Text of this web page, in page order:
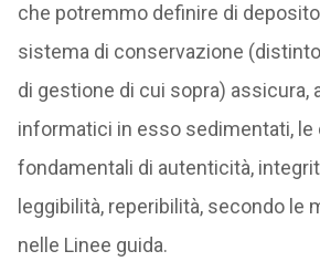
che potremmo definire di
sistema di conservazione
di gestione di cui sopra) assicura,
informatici in esso sedimentati,
fondamentali di autenticità,
leggibilità, reperibilità, secondo le
nelle Linee guida.